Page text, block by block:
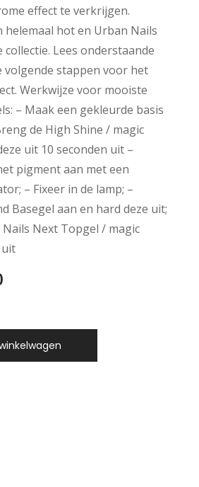
effect te verkrijgen.
helemaal hot en Urban Nails
Lees onderstaande
volgende stappen voor het
Werkwijze voor mooiste
– Maak een gekleurde basis
de High Shine / magic
uit 10 seconden uit –
pigment aan met een
– Fixeer in de lamp; –
Basegel aan en hard deze uit;
Next Topgel / magic
uit